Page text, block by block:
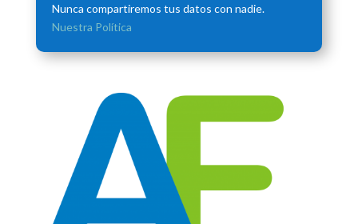
Nunca compartiremos tus datos con nadie.
Nuestra Política